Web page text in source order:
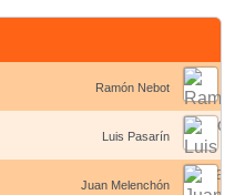
Ramón Nebot
Luis Pasarín
Juan Melenchón